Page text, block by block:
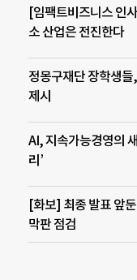
[임팩트비즈니스 인
소 산업은 전진한다
정몽구재단 장학생들
제시
AI, 지속가능경영의
리’
[화보] 최종 발표 앞
막판 점검